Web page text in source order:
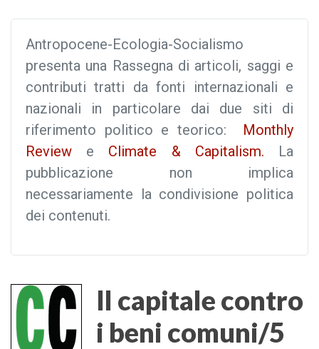
Antropocene-Ecologia-Socialismo
presenta una Rassegna di articoli, saggi e
contributi tratti da fonti internazionali e
nazionali in particolare dai due siti di
riferimento politico e teorico: Monthly
Review e Climate & Capitalism. La
pubblicazione non implica
necessariamente la condivisione politica
dei contenuti.
Il capitale contro
i beni comuni/5